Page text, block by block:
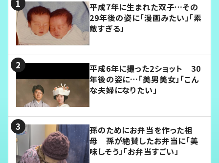
平成7年に生まれた双子…その
29年後の姿に「漫画みたい」「素
敵すぎる」
平成6年に撮った2ショット 30
年後の姿に…「美男美女」「こん
な夫婦になりたい」
孫のためにお弁当を作った祖
母 孫が絶賛したお弁当に「美
味しそう」「お弁当すごい」